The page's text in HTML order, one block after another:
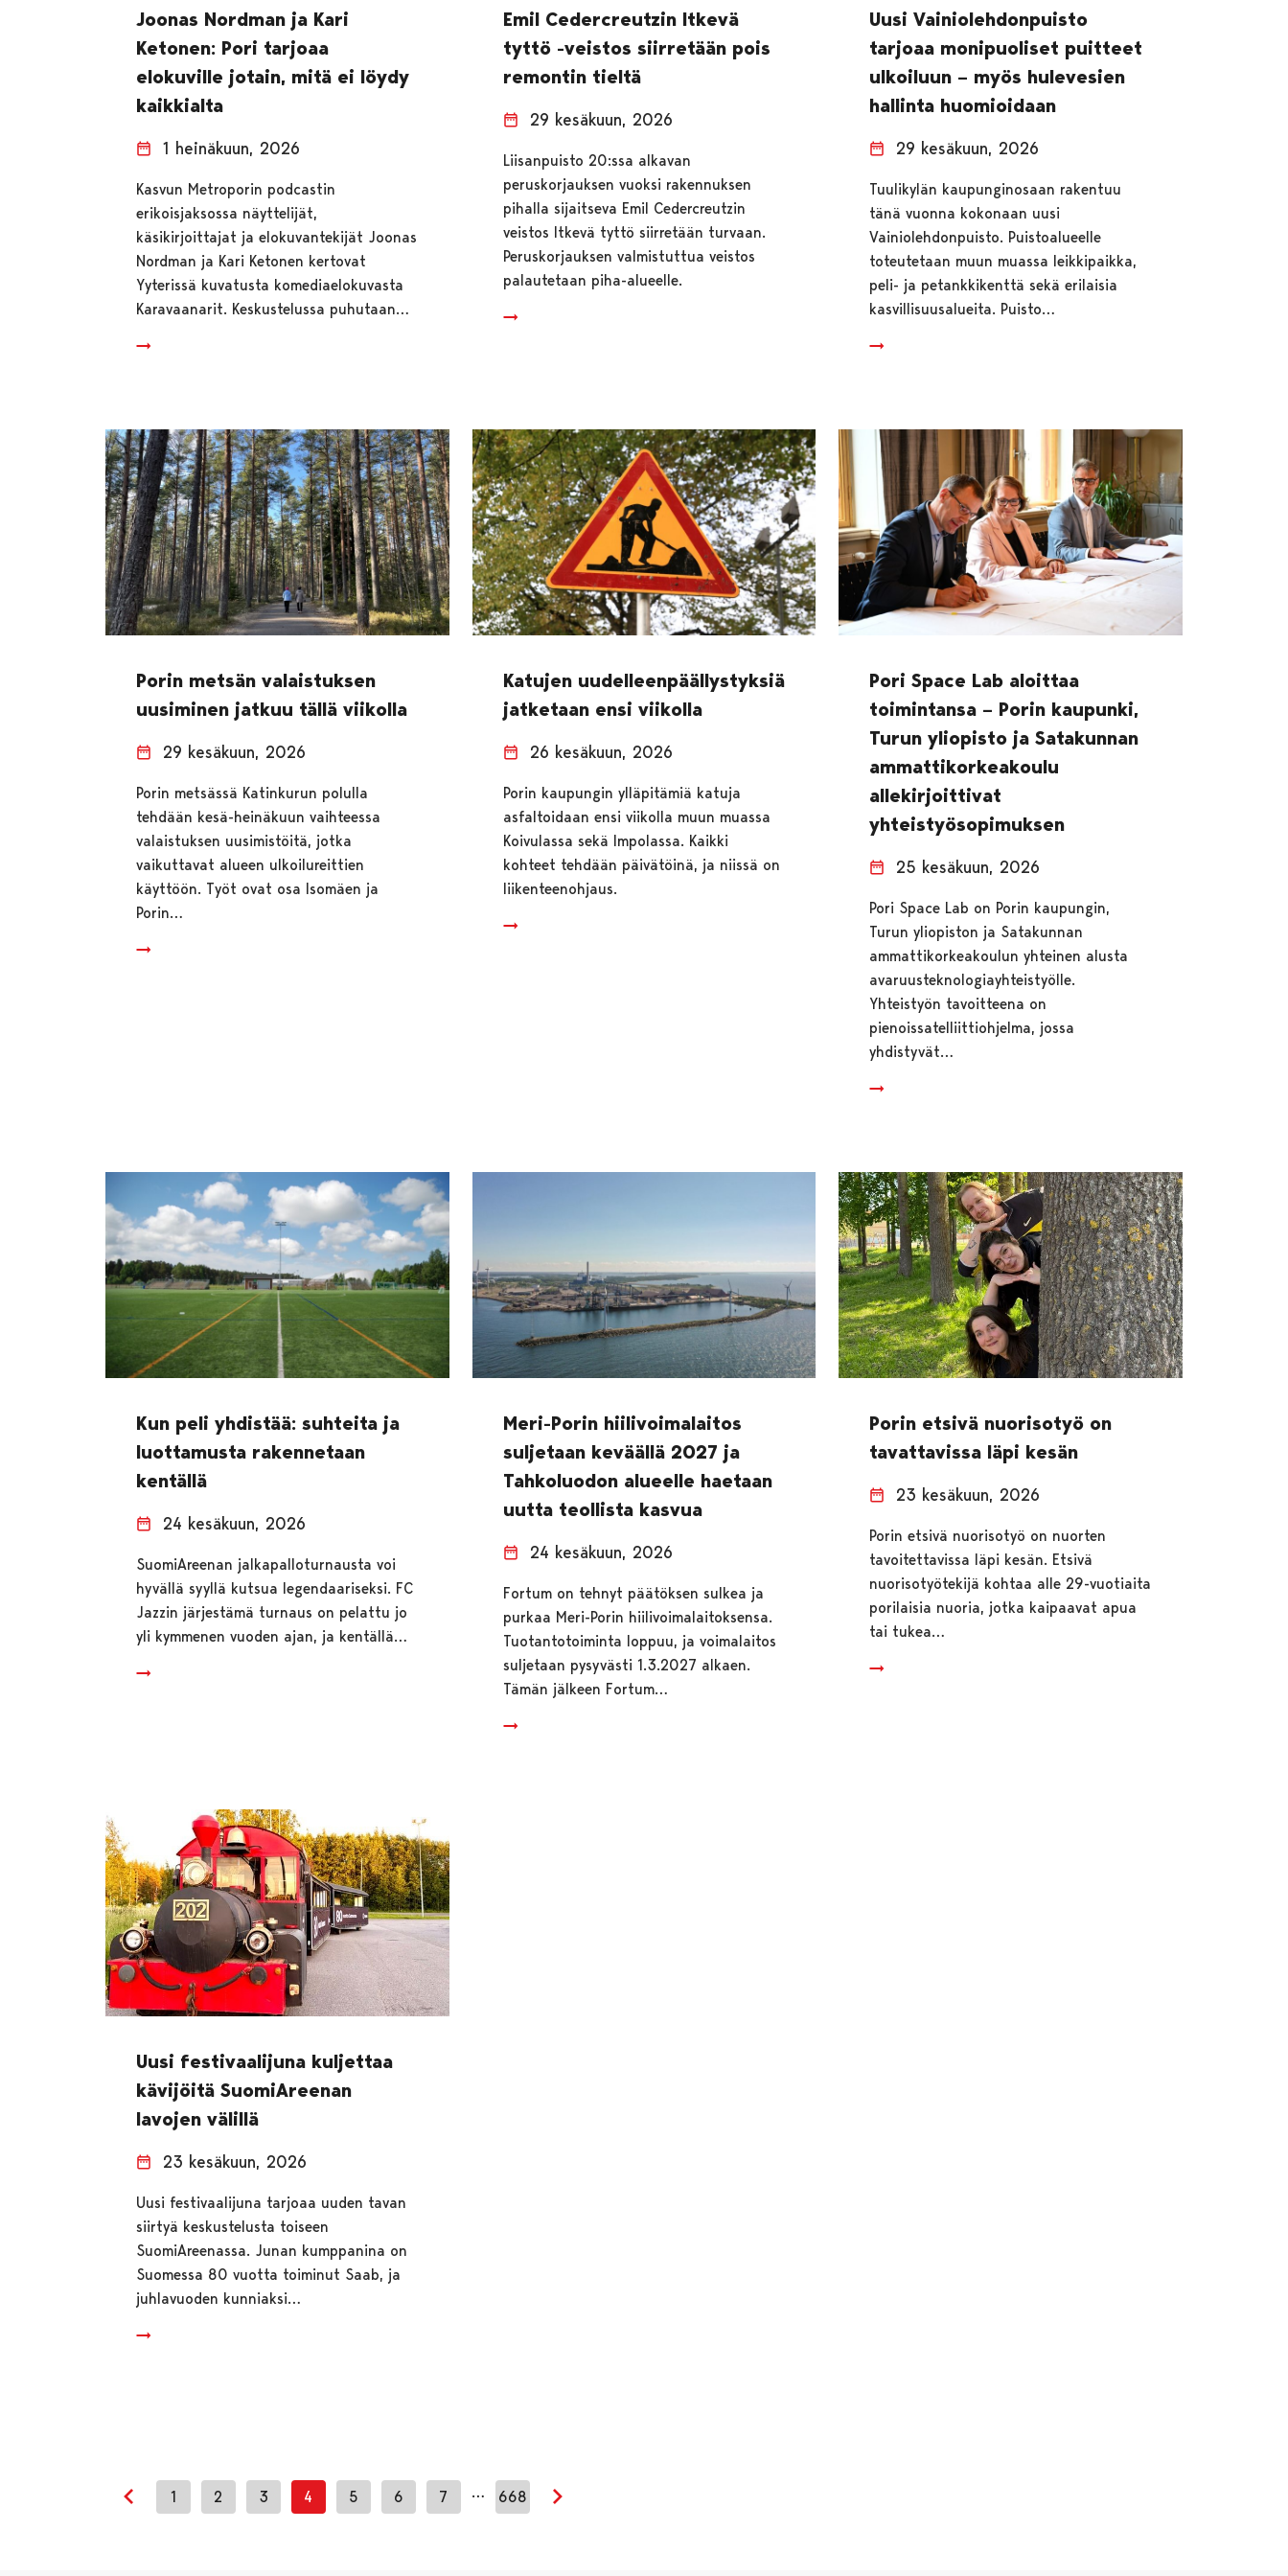
Joonas Nordman ja Kari
Ketonen: Pori tarjoaa
elokuville jotain, mitä ei löydy
kaikkialta
1 heinäkuun, 2026
Kasvun Metroporin podcastin
erikoisjaksossa näyttelijät,
käsikirjoittajat ja elokuvantekijät Joonas
Nordman ja Kari Ketonen kertovat
Yyterissä kuvatusta komediaelokuvasta
Karavaanarit. Keskustelussa puhutaan…
Emil Cedercreutzin Itkevä
tyttö -veistos siirretään pois
remontin tieltä
29 kesäkuun, 2026
Liisanpuisto 20:ssa alkavan
peruskorjauksen vuoksi rakennuksen
pihalla sijaitseva Emil Cedercreutzin
veistos Itkevä tyttö siirretään turvaan.
Peruskorjauksen valmistuttua veistos
palautetaan piha-alueelle.
Uusi Vainiolehdonpuisto
tarjoaa monipuoliset puitteet
ulkoiluun – myös hulevesien
hallinta huomioidaan
29 kesäkuun, 2026
Tuulikylän kaupunginosaan rakentuu
tänä vuonna kokonaan uusi
Vainiolehdonpuisto. Puistoalueelle
toteutetaan muun muassa leikkipaikka,
peli- ja petankkikenttä sekä erilaisia
kasvillisuusalueita. Puisto…
Porin metsän valaistuksen
uusiminen jatkuu tällä viikolla
29 kesäkuun, 2026
Porin metsässä Katinkurun polulla
tehdään kesä-heinäkuun vaihteessa
valaistuksen uusimistöitä, jotka
vaikuttavat alueen ulkoilureittien
käyttöön. Työt ovat osa Isomäen ja
Porin…
Katujen uudelleenpäällystyksiä
jatketaan ensi viikolla
26 kesäkuun, 2026
Porin kaupungin ylläpitämiä katuja
asfaltoidaan ensi viikolla muun muassa
Koivulassa sekä Impolassa. Kaikki
kohteet tehdään päivätöinä, ja niissä on
liikenteenohjaus.
Pori Space Lab aloittaa
toimintansa – Porin kaupunki,
Turun yliopisto ja Satakunnan
ammattikorkeakoulu
allekirjoittivat
yhteistyösopimuksen
25 kesäkuun, 2026
Pori Space Lab on Porin kaupungin,
Turun yliopiston ja Satakunnan
ammattikorkeakoulun yhteinen alusta
avaruusteknologiayhteistyölle.
Yhteistyön tavoitteena on
pienoissatelliittiohjelma, jossa
yhdistyvät…
Kun peli yhdistää: suhteita ja
luottamusta rakennetaan
kentällä
24 kesäkuun, 2026
SuomiAreenan jalkapalloturnausta voi
hyvällä syyllä kutsua legendaariseksi. FC
Jazzin järjestämä turnaus on pelattu jo
yli kymmenen vuoden ajan, ja kentällä…
Meri-Porin hiilivoimalaitos
suljetaan keväällä 2027 ja
Tahkoluodon alueelle haetaan
uutta teollista kasvua
24 kesäkuun, 2026
Fortum on tehnyt päätöksen sulkea ja
purkaa Meri-Porin hiilivoimalaitoksensa.
Tuotantotoiminta loppuu, ja voimalaitos
suljetaan pysyvästi 1.3.2027 alkaen.
Tämän jälkeen Fortum…
Porin etsivä nuorisotyö on
tavattavissa läpi kesän
23 kesäkuun, 2026
Porin etsivä nuorisotyö on nuorten
tavoitettavissa läpi kesän. Etsivä
nuorisotyötekijä kohtaa alle 29-vuotiaita
porilaisia nuoria, jotka kaipaavat apua
tai tukea…
Uusi festivaalijuna kuljettaa
kävijöitä SuomiAreenan
lavojen välillä
23 kesäkuun, 2026
Uusi festivaalijuna tarjoaa uuden tavan
siirtyä keskustelusta toiseen
SuomiAreenassa. Junan kumppanina on
Suomessa 80 vuotta toiminut Saab, ja
juhlavuoden kunniaksi…
Edellinen sivu
1 2 3 4 5 6 7 … 668